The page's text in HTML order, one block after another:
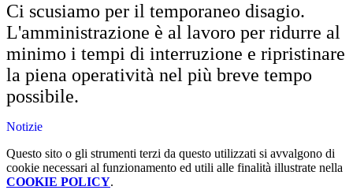
Ci scusiamo per il temporaneo disagio.
L'amministrazione è al lavoro per ridurre al
minimo i tempi di interruzione e ripristinare
la piena operatività nel più breve tempo
possibile.
Notizie
Questo sito o gli strumenti terzi da questo utilizzati si avvalgono di
cookie necessari al funzionamento ed utili alle finalità illustrate nella
COOKIE POLICY.